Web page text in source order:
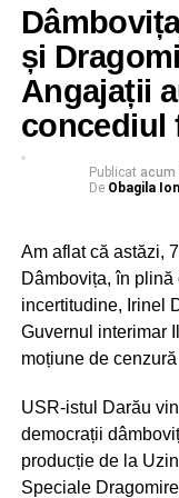
În Partidul Național
astăzi o echipă
și perseverența
generației tinere,
La mulți ani, PNL!
BIROUL DE
Urmărește
RELATIONATE:
URMATOAREA
Proiect de lege
și
Angajații
concediul
Publicat acum
De Obagila Ion
Am aflat că astăzi,
Dâmbovița, în
incertitudine, Irinel
Guvernul interimar
moțiune de
USR-istul Darău
democrații
producție de la
Speciale